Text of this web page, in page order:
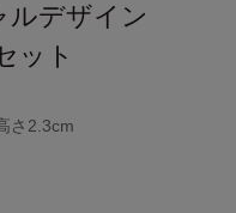
ルデザイン
ット
さ2.3cm